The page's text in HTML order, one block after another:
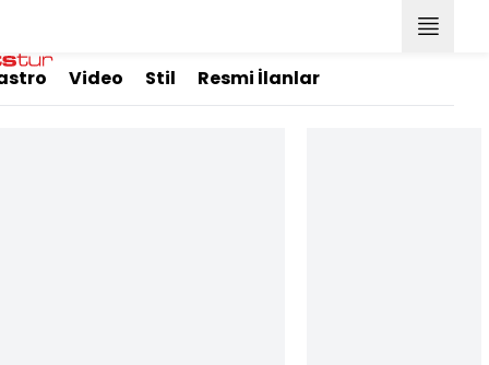
Video Stil Resmi İlanlar